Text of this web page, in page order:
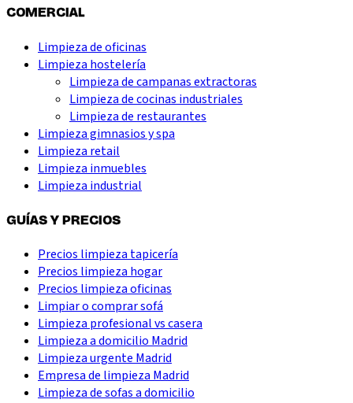
COMERCIAL
Limpieza de oficinas
Limpieza hostelería
Limpieza de campanas extractoras
Limpieza de cocinas industriales
Limpieza de restaurantes
Limpieza gimnasios y spa
Limpieza retail
Limpieza inmuebles
Limpieza industrial
GUÍAS Y PRECIOS
Precios limpieza tapicería
Precios limpieza hogar
Precios limpieza oficinas
Limpiar o comprar sofá
Limpieza profesional vs casera
Limpieza a domicilio Madrid
Limpieza urgente Madrid
Empresa de limpieza Madrid
Limpieza de sofas a domicilio